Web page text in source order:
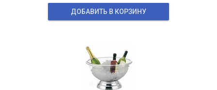
ДОБАВИТЬ В КОРЗИНУ